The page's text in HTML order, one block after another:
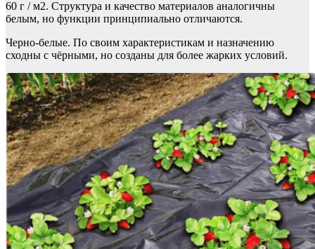
60 г / м2. Структура и качество материалов аналогичны
белым, но функции принципиально отличаются.
Черно-белые. По своим характеристикам и назначению
сходны с чёрными, но созданы для более жарких условий.